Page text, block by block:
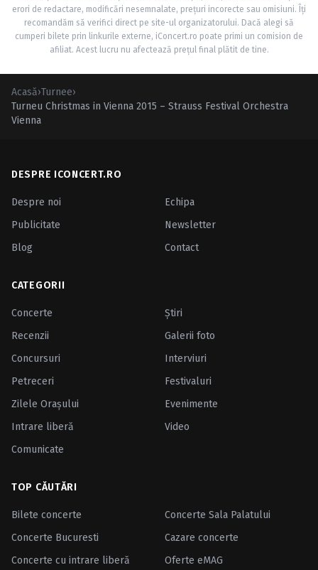
erori de redactare, modificări nesemnalate, prețuri incorecte sau omisiuni. Îți
recomandăm să verifici direct pe site-ul organizatorului. Dacă alegi să
cumperi bilete prin linkurile externe, iConcert.ro poate primi un comision de
afiliat. Acest lucru nu afectează prețul final plătit de tine.
Acasă›Turnee›
Turneu Christmas in Vienna 2015 – Strauss Festival Orchestra
Vienna
DESPRE ICONCERT.RO
Despre noi
Echipa
Publicitate
Newsletter
Blog
Contact
CATEGORII
Concerte
Ştiri
Recenzii
Galerii foto
Concursuri
Interviuri
Petreceri
Festivaluri
Zilele Oraşului
Evenimente
Intrare liberă
Video
Comunicate
TOP CĂUTĂRI
Bilete concerte
Concerte Sala Palatului
Concerte Bucuresti
Cazare concerte
Concerte cu intrare liberă
Oferte eMAG